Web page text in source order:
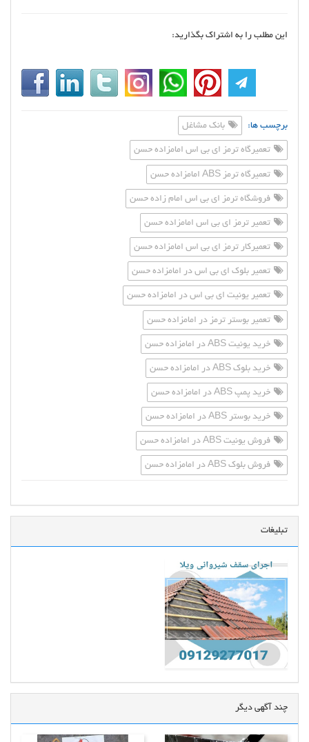
این مطلب را به اشتراک بگذارید:
برچسب ها: بانک مشاغل
تعمیرگاه ترمز ای بی اس امامزاده حسن
تعمیرگاه ترمز ABS امامزاده حسن
فروشگاه ترمز ای بی اس امام زاده حسن
تعمیر ترمز ای بی اس امامزاده حسن
تعمیرکار ترمز ای بی اس امامزاده حسن
تعمیر بلوک ای بی اس در امامزاده حسن
تعمیر یونیت ای بی اس در امامزاده حسن
تعمیر بوستر ترمز در امامزاده حسن
خرید یونیت ABS در امامزاده حسن
خرید بلوک ABS در امامزاده حسن
خرید پمپ ABS در امامزاده حسن
خرید بوستر ABS در امامزاده حسن
فروش یونیت ABS در امامزاده حسن
فروش بلوک ABS در امامزاده حسن
تبلیغات
چند آگهی دیگر